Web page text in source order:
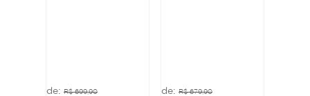
R$ 699,90 R$ 679,90